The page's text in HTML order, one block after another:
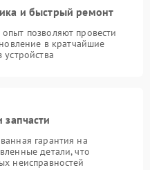
и быстрый ремонт
позволяют провести
в кратчайшие
запчасти
гарантия на
детали, что
неисправностей